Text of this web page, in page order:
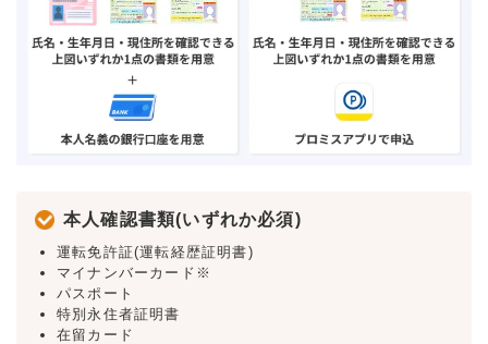
本人確認書類(いずれか必須)
運転免許証(運転経歴証明書)
マイナンバーカード※
パスポート
特別永住者証明書
在留カード